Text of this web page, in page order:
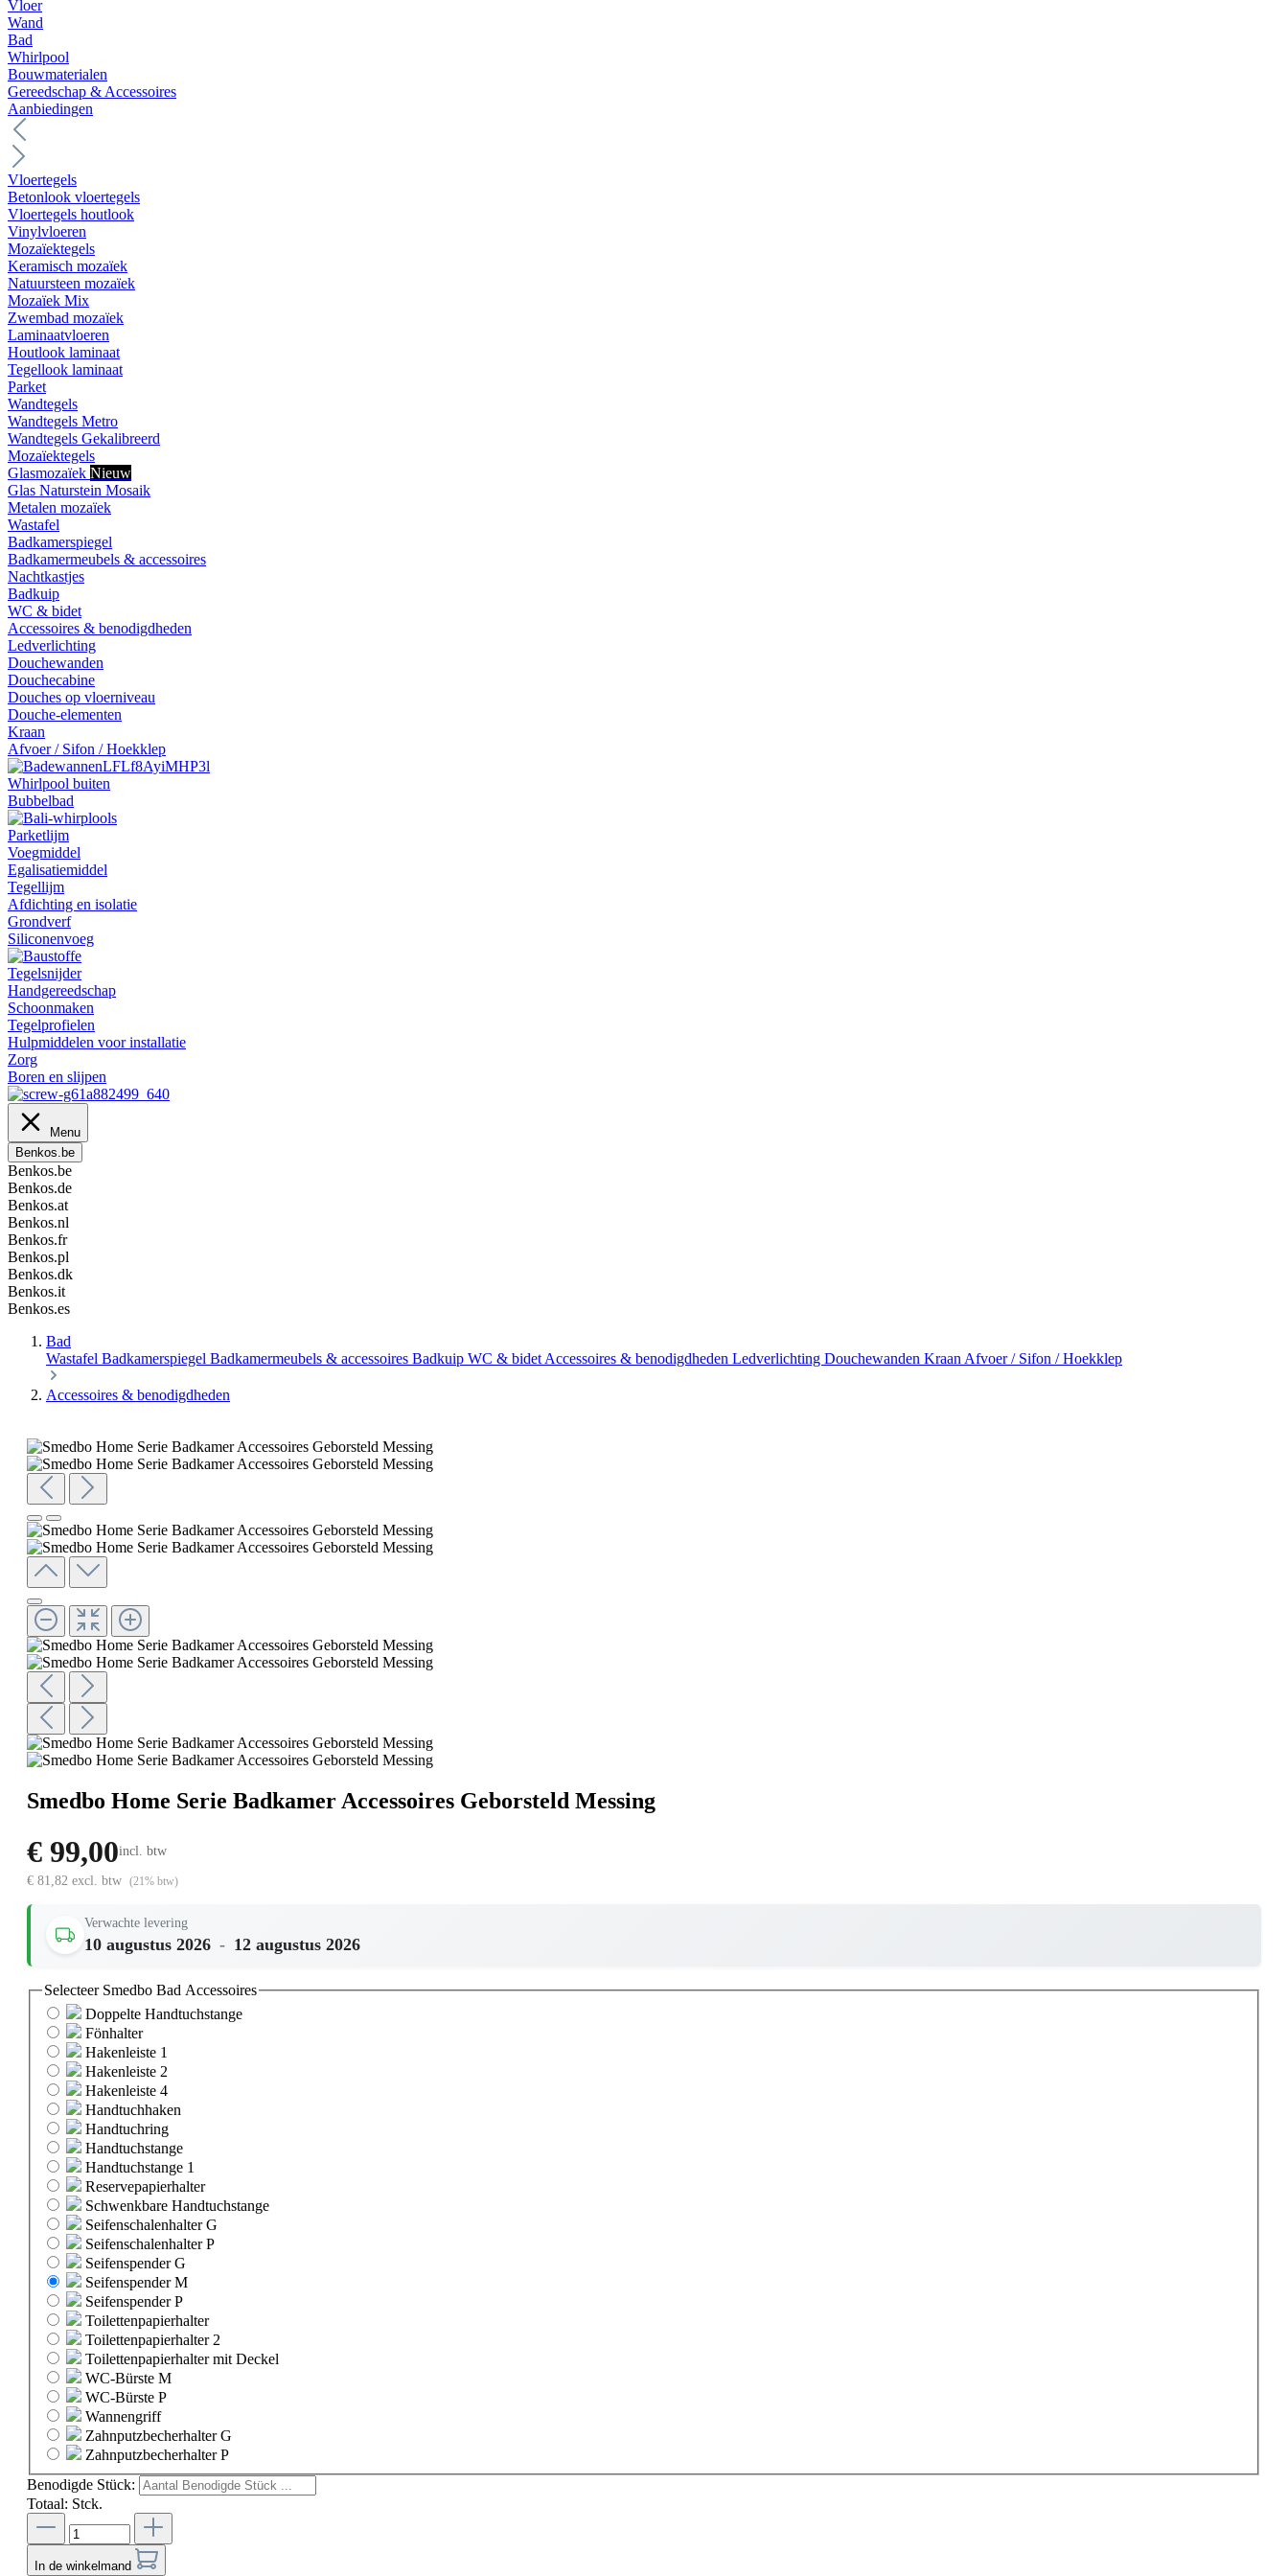
Vloer
Wand
Bad
Whirlpool
Bouwmaterialen
Gereedschap & Accessoires
Aanbiedingen
Vloertegels
Betonlook vloertegels
Vloertegels houtlook
Vinylvloeren
Mozaïektegels
Keramisch mozaïek
Natuursteen mozaïek
Mozaïek Mix
Zwembad mozaïek
Laminaatvloeren
Houtlook laminaat
Tegellook laminaat
Parket
Wandtegels
Wandtegels Metro
Wandtegels Gekalibreerd
Mozaïektegels
Glasmozaïek Nieuw
Glas Naturstein Mosaik
Metalen mozaïek
Wastafel
Badkamerspiegel
Badkamermeubels & accessoires
Nachtkastjes
Badkuip
WC & bidet
Accessoires & benodigdheden
Ledverlichting
Douchewanden
Douchecabine
Douches op vloerniveau
Douche-elementen
Kraan
Afvoer / Sifon / Hoekklep
Whirlpool buiten
Bubbelbad
Parketlijm
Voegmiddel
Egalisatiemiddel
Tegellijm
Afdichting en isolatie
Grondverf
Siliconenvoeg
Tegelsnijder
Handgereedschap
Schoonmaken
Tegelprofielen
Hulpmiddelen voor installatie
Zorg
Boren en slijpen
Menu
Benkos.be
Benkos.be
Benkos.de
Benkos.at
Benkos.nl
Benkos.fr
Benkos.pl
Benkos.dk
Benkos.it
Benkos.es
Bad
Wastafel Badkamerspiegel Badkamermeubels & accessoires Badkuip WC & bidet Accessoires & benodigdheden Ledverlichting Douchewanden Kraan Afvoer / Sifon / Hoekklep
Accessoires & benodigdheden
Smedbo Home Serie Badkamer Accessoires Geborsteld Messing
€ 99,00incl. btw
€ 81,82 excl. btw (21% btw)
Verwachte levering
10 augustus 2026 - 12 augustus 2026
Selecteer Smedbo Bad Accessoires
Doppelte Handtuchstange
Fönhalter
Hakenleiste 1
Hakenleiste 2
Hakenleiste 4
Handtuchhaken
Handtuchring
Handtuchstange
Handtuchstange 1
Reservepapierhalter
Schwenkbare Handtuchstange
Seifenschalenhalter G
Seifenschalenhalter P
Seifenspender G
Seifenspender M
Seifenspender P
Toilettenpapierhalter
Toilettenpapierhalter 2
Toilettenpapierhalter mit Deckel
WC-Bürste M
WC-Bürste P
Wannengriff
Zahnputzbecherhalter G
Zahnputzbecherhalter P
Benodigde Stück:
Totaal: Stck.
In de winkelmand